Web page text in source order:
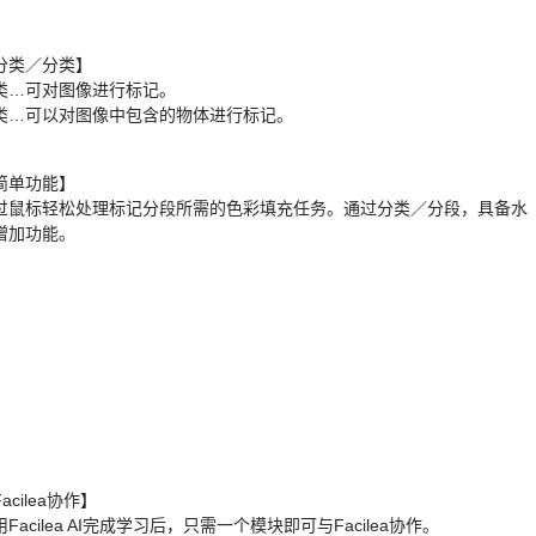
类／分类】
…可对图像进行标记。
…可以对图像中包含的物体进行标记。
单功能】
鼠标轻松处理标记分段所需的色彩填充任务。通过分类／分段，具备水
加功能。
协作】
Facilea AI完成学习后，只需一个模块即可与Facilea协作。